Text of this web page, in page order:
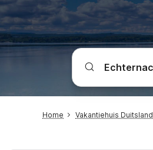
Home Vakantiehuis Duitsland